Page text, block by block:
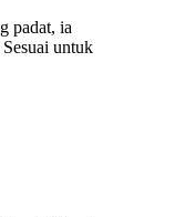
padat, ia
untuk